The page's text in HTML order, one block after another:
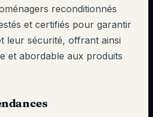
reconditionnés
et certifiés pour garantir
leur sécurité, offrant ainsi
et abordable aux produits